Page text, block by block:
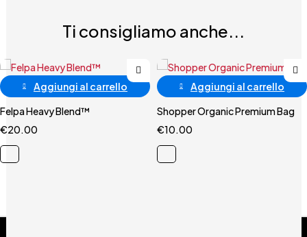
Ti consigliamo anche...
Aggiungi al carrello
Felpa Heavy Blend™
€20.00
Aggiungi al carrello
Shopper Organic Premium Bag
€10.00